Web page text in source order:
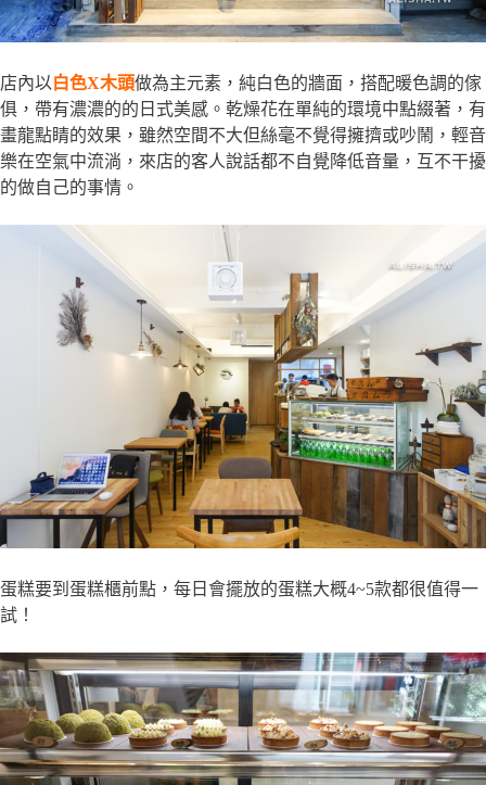
店內以白色X木頭做為主元素，純白色的牆面，搭配暖色調的傢
俱，帶有濃濃的的日式美感。乾燥花在單純的環境中點綴著，有
畫龍點睛的效果，雖然空間不大但絲毫不覺得擁擠或吵鬧，輕音
樂在空氣中流淌，來店的客人說話都不自覺降低音量，互不干擾
的做自己的事情。
蛋糕要到蛋糕櫃前點，每日會擺放的蛋糕大概4~5款都很值得一
試！